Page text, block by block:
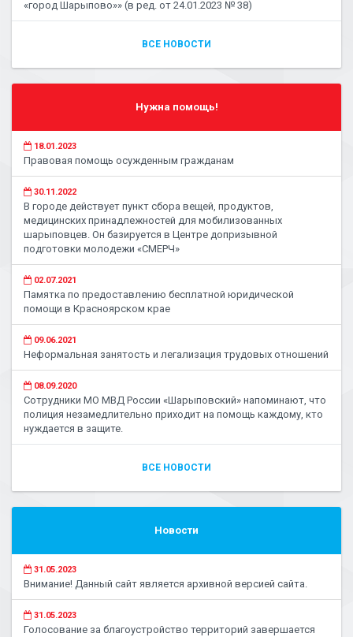
«город Шарыпово»» (в ред. от 24.01.2023 № 38)
ВСЕ НОВОСТИ
Нужна помощь!
18.01.2023
Правовая помощь осужденным гражданам
30.11.2022
В городе действует пункт сбора вещей, продуктов,
медицинских принадлежностей для мобилизованных
шарыповцев. Он базируется в Центре допризывной
подготовки молодежи «СМЕРЧ»
02.07.2021
Памятка по предоставлению бесплатной юридической
помощи в Красноярском крае
09.06.2021
Неформальная занятость и легализация трудовых отношений
08.09.2020
Сотрудники МО МВД России «Шарыповский» напоминают, что
полиция незамедлительно приходит на помощь каждому, кто
нуждается в защите.
ВСЕ НОВОСТИ
Новости
31.05.2023
Внимание! Данный сайт является архивной версией сайта.
31.05.2023
Голосование за благоустройство территорий завершается